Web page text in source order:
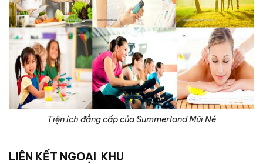
Tiện ích đẳng cấp của Summerland Mũi Né
LIÊN KẾT NGOẠI KHU